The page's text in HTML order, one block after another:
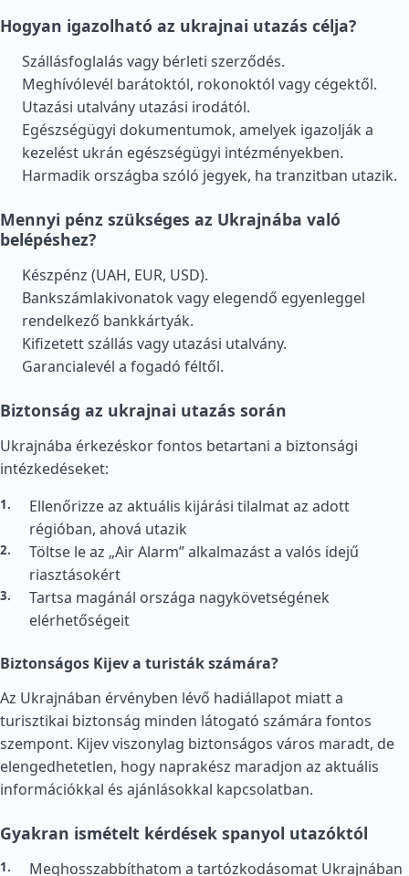
Hogyan igazolható az ukrajnai utazás célja?
Szállásfoglalás vagy bérleti szerződés.
Meghívólevél barátoktól, rokonoktól vagy cégektől.
Utazási utalvány utazási irodától.
Egészségügyi dokumentumok, amelyek igazolják a
kezelést ukrán egészségügyi intézményekben.
Harmadik országba szóló jegyek, ha tranzitban utazik.
Mennyi pénz szükséges az Ukrajnába való
belépéshez?
Készpénz (UAH, EUR, USD).
Bankszámlakivonatok vagy elegendő egyenleggel
rendelkező bankkártyák.
Kifizetett szállás vagy utazási utalvány.
Garancialevél a fogadó féltől.
Biztonság az ukrajnai utazás során
Ukrajnába érkezéskor fontos betartani a biztonsági
intézkedéseket:
Ellenőrizze az aktuális kijárási tilalmat az adott
régióban, ahová utazik
Töltse le az „Air Alarm” alkalmazást a valós idejű
riasztásokért
Tartsa magánál országa nagykövetségének
elérhetőségeit
Biztonságos Kijev a turisták számára?
Az Ukrajnában érvényben lévő hadiállapot miatt a
turisztikai biztonság minden látogató számára fontos
szempont. Kijev viszonylag biztonságos város maradt, de
elengedhetetlen, hogy naprakész maradjon az aktuális
információkkal és ajánlásokkal kapcsolatban.
Gyakran ismételt kérdések spanyol utazóktól
Meghosszabbíthatom a tartózkodásomat Ukrajnában